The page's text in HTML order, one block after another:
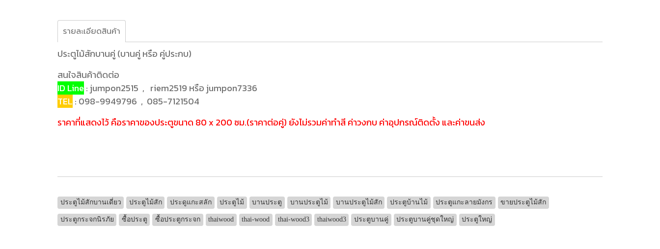
รายละเอียดสินค้า
ประตูไม้สักบานคู่ (บานคู่ หรือ คู่ประกบ)
สนใจสินค้าติดต่อ
ID Line : jumpon2515 , riem2519 หรือ jumpon7336
TEL : 098-9949796 , 085-7121504
ราคาที่แสดงไว้ คือราคาของประตูขนาด 80 x 200 ซม.(ราคาต่อคู่) ยังไม่รวมค่าทำสี ค่าวงกบ ค่าอุปกรณ์ติดตั้ง และค่าขนส่ง
ประตูไม้สักบานเดี่ยว ประตูไม้สัก ประดูแกะสลัก ประตูไม้ บานประตู บานประตูไม้ บานประตูไม้สัก ประตูบ้านไม้ ประตูแกะลายมังกร ขายประตูไม้สัก
ประตูกระจกนิรภัย ซื้อประตู ซื้อประตูกระจก thaiwood thai-wood thai-wood3 thaiwood3 ประตูบานคู่ ประตูบานคู่ชุดใหญ่ ประตูใหญ่